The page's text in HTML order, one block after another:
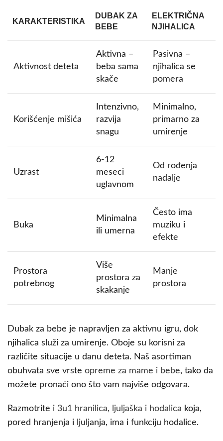
KARAKTERISTIKA
DUBAK ZA
BEBE
ELEKTRIČNA
NJIHALICA
Aktivnost deteta
Aktivna –
beba sama
skače
Pasivna –
njihalica se
pomera
Korišćenje mišića
Intenzivno,
razvija
snagu
Minimalno,
primarno za
umirenje
Uzrast
6-12
meseci
uglavnom
Od rođenja
nadalje
Buka
Minimalna
ili umerna
Često ima
muziku i
efekte
Prostora
potrebnog
Više
prostora za
skakanje
Manje
prostora
Dubak za bebe je napravljen za aktivnu igru, dok
njihalica služi za umirenje. Oboje su korisni za
različite situacije u danu deteta. Naš asortiman
obuhvata sve vrste opreme za mame i bebe, tako da
možete pronaći ono što vam najviše odgovara.
Razmotrite i 3u1 hranilica, ljuljaška i hodalica koja,
pored hranjenja i ljuljanja, ima i funkciju hodalice.